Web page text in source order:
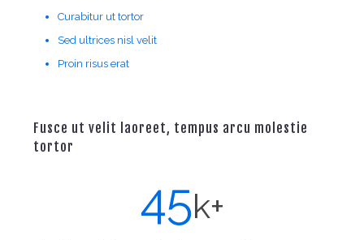
Curabitur ut tortor
Sed ultrices nisl velit
Proin risus erat
Fusce ut velit laoreet, tempus arcu molestie
tortor
45k+